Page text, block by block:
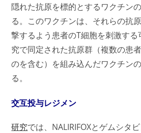
隠れた抗原を標的とするワクチン
る。このワクチンは、それらの抗
撃するよう患者のT細胞を刺激す
究で同定された抗原群（複数の患
のを含む）を組み込んだワクチン
る。
交互投与レジメン
研究では、NALIRIFOXとゲムシタ